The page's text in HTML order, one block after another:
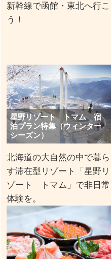
新幹線で函館・東北へ行こ
う！
星野リゾート トマム 宿
泊プラン特集（ウィンター
シーズン）
北海道の大自然の中で暮ら
す滞在型リゾート「星野リ
ゾート トマム」で非日常
体験を。